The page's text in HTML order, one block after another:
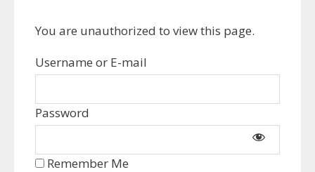
You are unauthorized to view this page.
Username or E-mail
Password
Remember Me